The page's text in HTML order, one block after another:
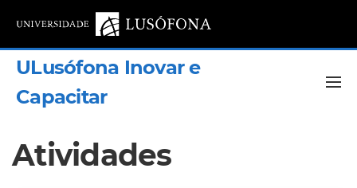
ULusófona Inovar e
Capacitar
Atividades